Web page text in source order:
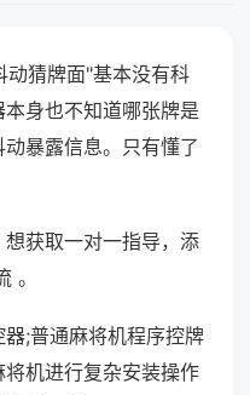
动猜牌面"基本没有科
身也不知道哪张牌是
暴露信息。只有懂了
获取一对一指导，添
。
;普通麻将机程序控牌
机进行复杂安装操作